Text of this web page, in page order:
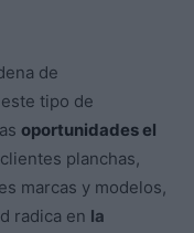
de
tipo de
oportunidades el
planchas,
marcas y modelos,
radica en la